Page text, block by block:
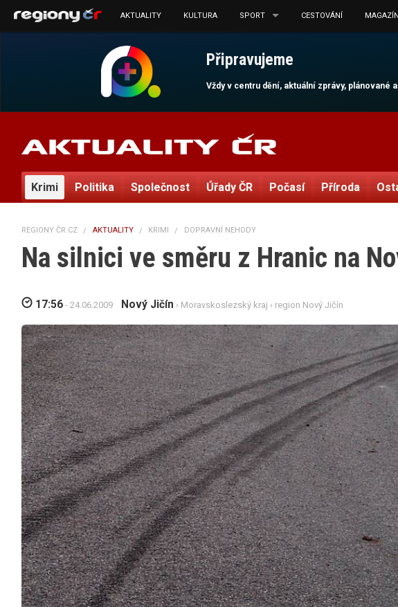
Připravujeme
Vždy v centru dění, aktuální zprávy, plánované
AKTUALITY KULTURA SPORT CESTOVÁNÍ MAGAZÍN
Krimi Politika Společnost Úřady ČR Počasí Příroda
REGIONY ČR.CZ AKTUALITY KRIMI DOPRAVNÍ NEHODY
Na silnici ve směru z Hranic na
17:56 - 24.06.2009 Nový Jičín › Moravskoslezský kraj › region Nový Jičín